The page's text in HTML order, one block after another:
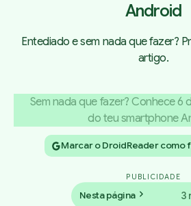
Android
Entediado e sem nada que fazer?
artigo.
Marcar o DroidReader
PUBLICIDADE
Nesta página 3